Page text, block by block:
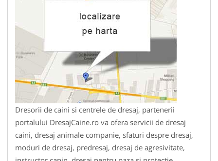
Dresorii de caini si centrele de dresaj, partenerii
portalului DresajCaine.ro va ofera servicii de dresaj
caini, dresaj animale companie, sfaturi despre dresaj,
moduri de dresaj, predresaj, dresaj de agresivitate,